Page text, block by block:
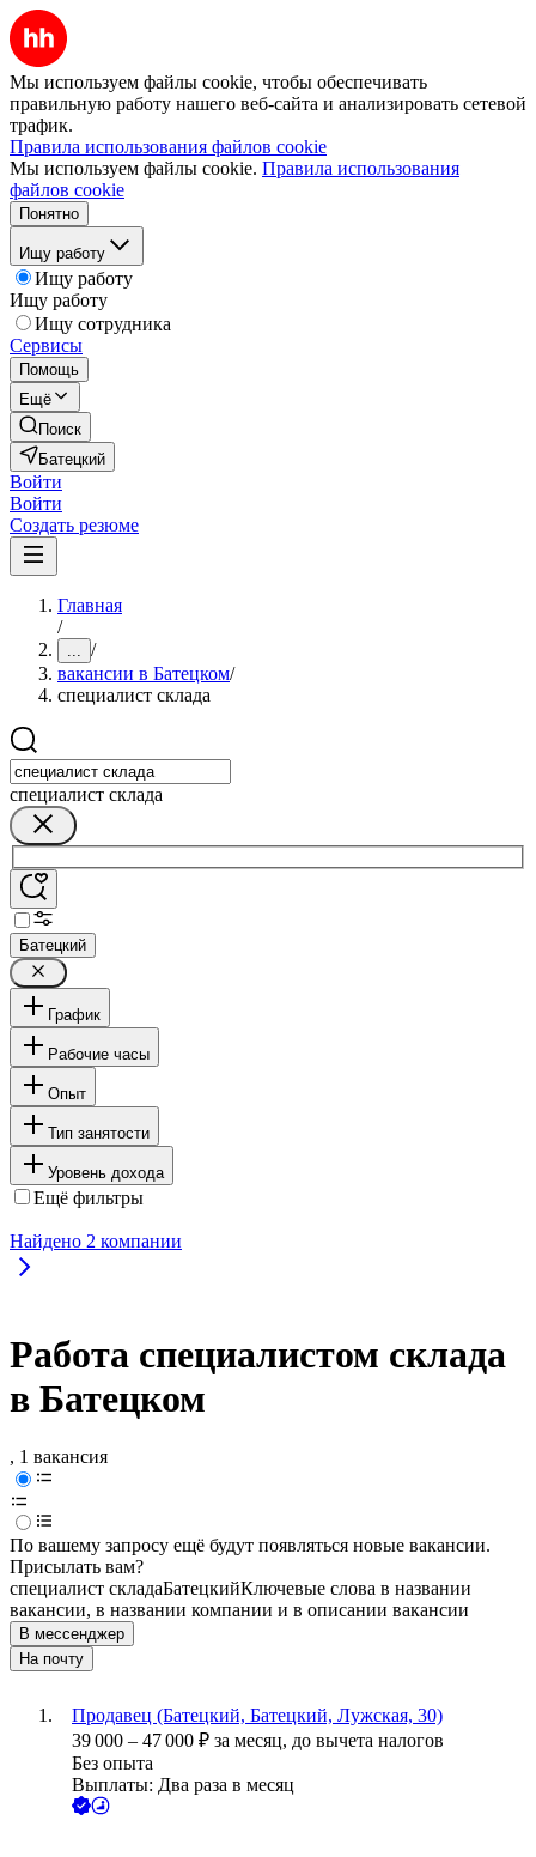
Мы используем файлы cookie, чтобы обеспечивать
правильную работу нашего веб-сайта и анализировать сетевой
трафик.
Правила использования файлов cookie
Мы используем файлы cookie. Правила использования
файлов cookie
Понятно
Ищу работу
Ищу работу
Ищу работу
Ищу сотрудника
Сервисы
Помощь
Ещё
Поиск
Батецкий
Войти
Войти
Создать резюме
Главная
/
... /
вакансии в Батецком/
специалист склада
специалист склада
Батецкий
График
Рабочие часы
Опыт
Тип занятости
Уровень дохода
Ещё фильтры
Найдено 2 компании
Работа специалистом склада
в Батецком
, 1 вакансия
По вашему запросу ещё будут появляться новые вакансии.
Присылать вам?
специалист складаБатецкийКлючевые слова в названии
вакансии, в названии компании и в описании вакансии
В мессенджер
На почту
Продавец (Батецкий, Батецкий, Лужская, 30)
39 000 – 47 000 ₽ за месяц, до вычета налогов
Без опыта
Выплаты: Два раза в месяц